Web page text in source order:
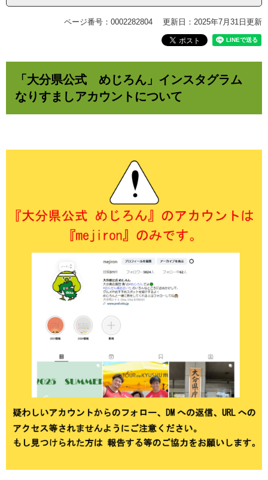
ページ番号：0002282804 更新日：2025年7月31日更新
「大分県公式 めじろん」インスタグラム
なりすましアカウントについて